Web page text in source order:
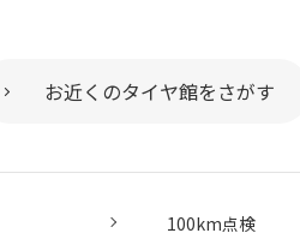
お近くのタイヤ館をさがす
100km点検